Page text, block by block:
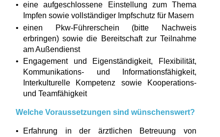
eine aufgeschlossene Einstellung zum Thema
Impfen sowie vollständiger Impfschutz für Masern
einen Pkw-Führerschein (bitte Nachweis
erbringen) sowie die Bereitschaft zur Teilnahme
am Außendienst
Engagement und Eigenständigkeit, Flexibilität,
Kommunikations- und Informationsfähigkeit,
Interkulturelle Kompetenz sowie Kooperations-
und Teamfähigkeit
Welche Voraussetzungen sind wünschenswert?
Erfahrung in der ärztlichen Betreuung von